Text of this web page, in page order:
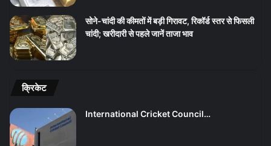
सोने-चांदी की कीमतों में बड़ी गिरावट, रिकॉर्ड स्तर से फिसली
चांदी; खरीदारी से पहले जानें ताजा भाव
क्रिकेट
International Cricket Council…